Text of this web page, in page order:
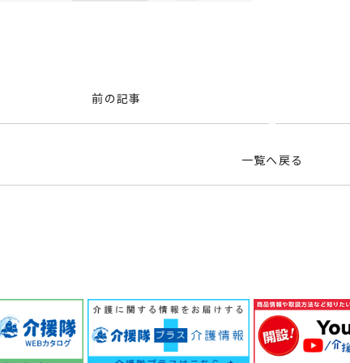
前の記事
一覧へ戻る